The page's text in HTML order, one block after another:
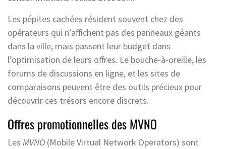
Les pépites cachées résident souvent chez des
opérateurs qui n’affichent pas des panneaux géants
dans la ville, mais passent leur budget dans
l’optimisation de leurs offres. Le bouche-à-oreille, les
forums de discussions en ligne, et les sites de
comparaisons peuvent être des outils précieux pour
découvrir ces trésors encore discrets.
Offres promotionnelles des MVNO
Les MVNO (Mobile Virtual Network Operators) sont